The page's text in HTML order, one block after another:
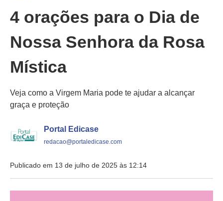
4 orações para o Dia de
Nossa Senhora da Rosa
Mística
Veja como a Virgem Maria pode te ajudar a alcançar
graça e proteção
Portal Edicase
redacao@portaledicase.com
Publicado em 13 de julho de 2025 às 12:14